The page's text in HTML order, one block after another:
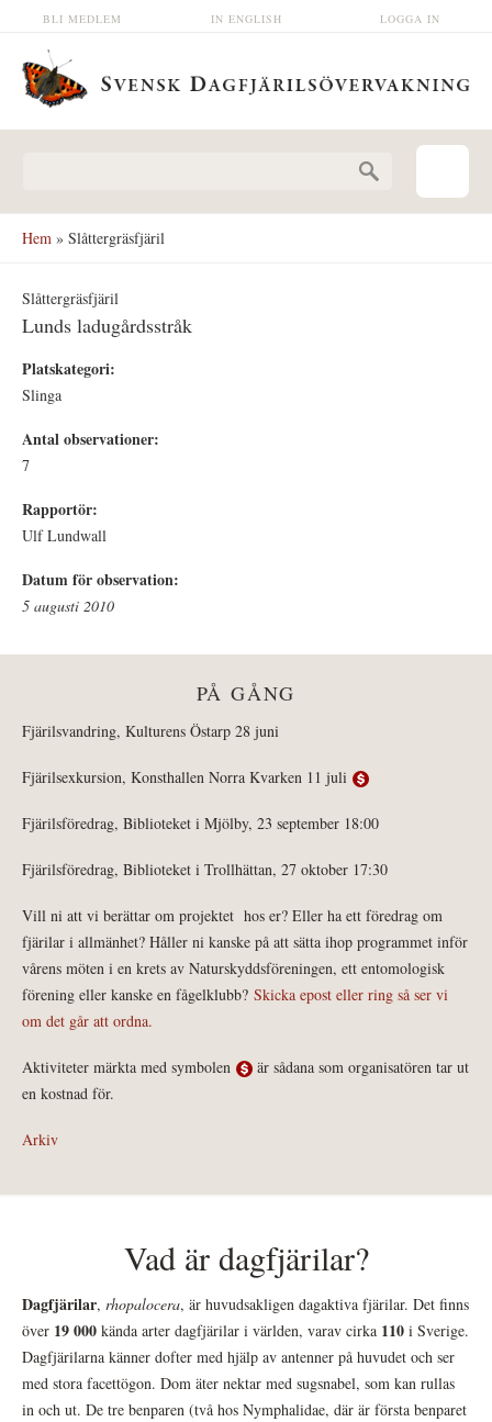
Hoppa till huvudinnehåll LOGGA IN
IN ENGLISH
BLI MEDLEM
Hem » Slåttergräsfjäril
Slåttergräsfjäril
Lunds ladugårdsstråk
Platskategori:
Slinga
Antal observationer:
7
Rapportör:
Ulf Lundwall
Datum för observation:
5 augusti 2010
PÅ GÅNG
Fjärilsvandring, Kulturens Östarp 28 juni
Fjärilsexkursion, Konsthallen Norra Kvarken 11 juli
Fjärilsföredrag, Biblioteket i Mjölby, 23 september 18:00
Fjärilsföredrag, Biblioteket i Trollhättan, 27 oktober 17:30
Vill ni att vi berättar om projektet hos er? Eller ha ett föredrag om
fjärilar i allmänhet? Håller ni kanske på att sätta ihop programmet inför
vårens möten i en krets av Naturskyddsföreningen, ett entomologisk
förening eller kanske en fågelklubb? Skicka epost eller ring så ser vi
om det går att ordna.
Aktiviteter märkta med symbolen
är sådana som organisatören tar ut
en kostnad för.
Arkiv
Vad är dagfjärilar?
Dagfjärilar, rhopalocera, är huvudsakligen dagaktiva fjärilar. Det finns
över 19 000 kända arter dagfjärilar i världen, varav cirka 110 i Sverige.
Dagfjärilarna känner dofter med hjälp av antenner på huvudet och ser
med stora facettögon. Dom äter nektar med sugsnabel, som kan rullas
in och ut. De tre benparen (två hos Nymphalidae, där är första benparet